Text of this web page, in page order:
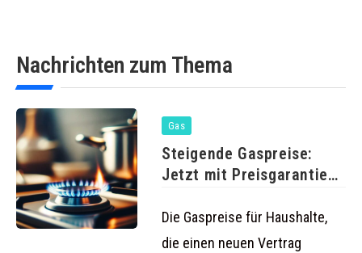
Nachrichten zum Thema
Gas
Steigende Gaspreise:
Jetzt mit Preisgarantie
Die Gaspreise für Haushalte,
die einen neuen Vertrag